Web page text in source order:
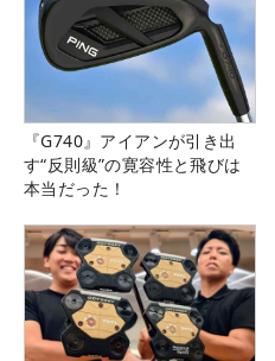
『G740』アイアンが引き出
す“反則級”の寛容性と飛びは
本当だった！